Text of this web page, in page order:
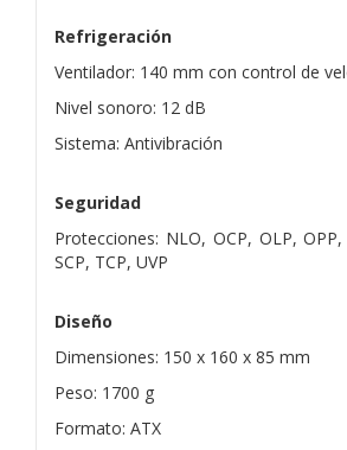
Refrigeración
Ventilador: 140 mm con control de
Nivel sonoro: 12 dB
Sistema: Antivibración
Seguridad
Protecciones: NLO, OCP, OLP,
SCP, TCP, UVP
Diseño
Dimensiones: 150 x 160 x 85 mm
Peso: 1700 g
Formato: ATX